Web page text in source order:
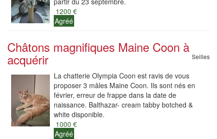
1200 €
Agréé
Châtons magnifiques Maine Coon à
acquérir Seilles
La chatterie Olympia Coon est ravis de vous
proposer 3 mâles Maine Coon. Ils sont nés en
février, erreur de frappe dans la date de
naissance. Balthazar- cream tabby botched &
white disponible.
1000 €
Agréé